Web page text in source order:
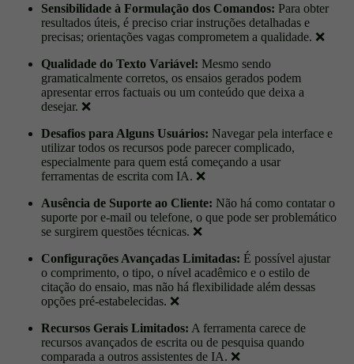
Sensibilidade à Formulação dos Comandos: Para obter
resultados úteis, é preciso criar instruções detalhadas e
precisas; orientações vagas comprometem a qualidade. ❌
Qualidade do Texto Variável: Mesmo sendo
gramaticalmente corretos, os ensaios gerados podem
apresentar erros factuais ou um conteúdo que deixa a
desejar. ❌
Desafios para Alguns Usuários: Navegar pela interface e
utilizar todos os recursos pode parecer complicado,
especialmente para quem está começando a usar
ferramentas de escrita com IA. ❌
Ausência de Suporte ao Cliente: Não há como contatar o
suporte por e-mail ou telefone, o que pode ser problemático
se surgirem questões técnicas. ❌
Configurações Avançadas Limitadas: É possível ajustar
o comprimento, o tipo, o nível acadêmico e o estilo de
citação do ensaio, mas não há flexibilidade além dessas
opções pré-estabelecidas. ❌
Recursos Gerais Limitados: A ferramenta carece de
recursos avançados de escrita ou de pesquisa quando
comparada a outros assistentes de IA. ❌